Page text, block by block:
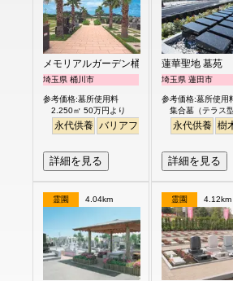
メモリアルガーデン桶川霊園
埼玉県 桶川市
参考価格:墓所使用料
2.250㎡ 50万円より
永代供養 バリアフリー 明るい
詳細を見る
蓮華聖地 墓苑
埼玉県 蓮田市
参考価格:墓所使用
集合墓（テラス
永代供養 樹
詳細を見る
霊園 4.04km 霊園 4.12km